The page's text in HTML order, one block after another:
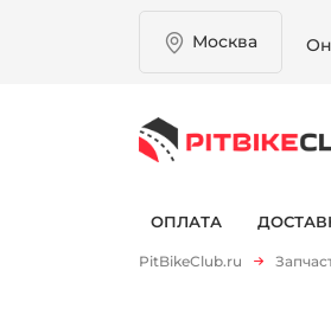
Москва
ОПЛАТА
PitBikeClub.ru